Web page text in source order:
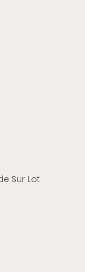
Sur Lot